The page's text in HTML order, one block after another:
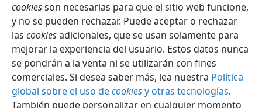
cookiesson necesarias para que el sitio web funcione,
y no se pueden rechazar. Puede aceptar o rechazar
las cookiesadicionales, que se usan solamente para
mejorar la experiencia del usuario. Estos datos nunca
se pondrán a la venta ni se utilizarán con fines
comerciales. Si desea saber más, lea nuestra Política
global sobre el uso decookiesy otras tecnologías.
También puede personalizar en cualquier momento
Español Compartir Configuración
Copyright© 2026 Watch Tower Bible and Tract Society of Pennsylvania
Condiciones de uso
Política de privacidad
Configuración de privacidad
JW.ORG Iniciar sesión